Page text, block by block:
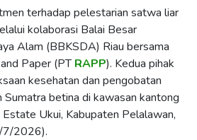
terhadap pelestarian satwa liar
kolaborasi Balai Besar
Alam (BBKSDA) Riau bersama
Paper (PTRAPP). Kedua pihak
kesehatan dan pengobatan
betina di kawasan kantong
Ukui, Kabupaten Pelalawan,
7/2026).